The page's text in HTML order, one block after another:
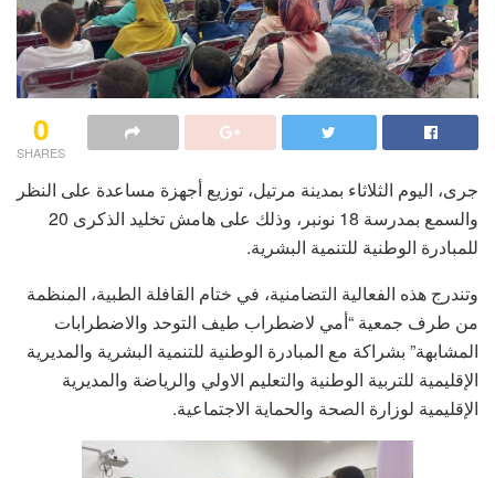
0
SHARES
جرى، اليوم الثلاثاء بمدينة مرتيل، توزيع أجهزة مساعدة على النظر
والسمع بمدرسة 18 نونبر، وذلك على هامش تخليد الذكرى 20
للمبادرة الوطنية للتنمية البشرية.
وتندرج هذه الفعالية التضامنية، في ختام القافلة الطبية، المنظمة
من طرف جمعية “أمي لاضطراب طيف التوحد والاضطرابات
المشابهة” بشراكة مع المبادرة الوطنية للتنمية البشرية والمديرية
الإقليمية للتربية الوطنية والتعليم الاولي والرياضة والمديرية
الإقليمية لوزارة الصحة والحماية الاجتماعية.